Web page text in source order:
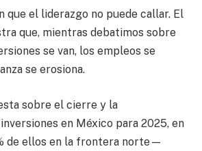
que el liderazgo no puede callar. El
que, mientras debatimos sobre
se van, los empleos se
se erosiona.
sobre el cierre y la
en México para 2025, en
de ellos en la frontera norte—